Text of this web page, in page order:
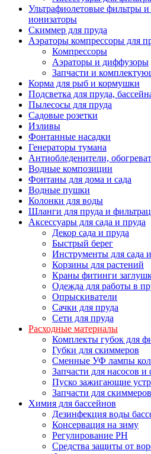
Ультрафиолетовые фильтры
ионизаторы
Скиммер для пруда
Аэраторы компрессоры для
Компрессоры
Аэраторы и диффузоры
Запчасти и
Корма для рыб и кормушки
Подсветка для пруда,
Пылесосы для пруда
Садовые розетки
Изливы
Фонтанные насадки
Генераторы тумана
Антиобледенители,
Водные композиции
Фонтаны для дома и сада
Водные пушки
Колонки для воды
Шланги для пруда и
Аксессуары для сада и пруда
Декор сада и пруда
Быстрый берег
Инструменты для сада
Корзины для растений
Краны фитинги
Одежда для работы в
Опрыскиватели
Сачки для пруда
Сети для пруда
Расходные материалы
Комплекты губок для
Губки для скиммеров
Сменные УФ лампы
Запчасти для насосов и
Пуско зажигающие
Запчасти для скиммеров
Химия для бассейнов
Дезинфекция воды
Консервация на зиму
Регулирование PH
Средства защиты от